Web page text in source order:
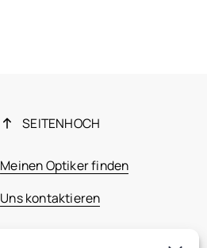
SEITENHOCH
Meinen Optiker finden
Uns kontaktieren